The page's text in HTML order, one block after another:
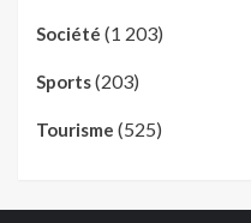
Société (1 203)
Sports(203)
Tourisme (525)